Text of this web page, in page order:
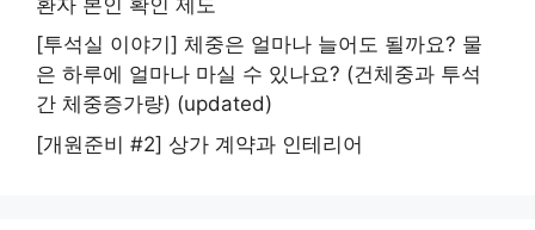
[투석실 이야기] 체중은 얼마나 늘어도 될까요? 물
은 하루에 얼마나 마실 수 있나요? (건체중과 투석
간 체중증가량) (updated)
[개원준비 #2] 상가 계약과 인테리어